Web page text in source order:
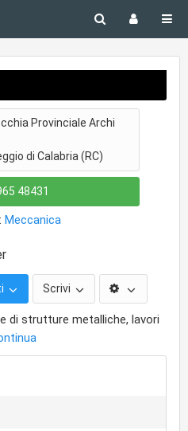
Provinciale Archi
di Calabria (RC)
48431
Meccanica
Scrivi
di strutture metalliche, lavori